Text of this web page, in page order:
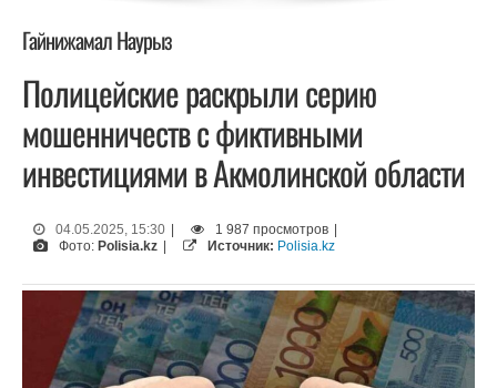
Гайнижамал Наурыз
Полицейские раскрыли серию
мошенничеств с фиктивными
инвестициями в Акмолинской области
04.05.2025, 15:30 1 987 просмотров
Фото: Polisia.kz Источник: Polisia.kz